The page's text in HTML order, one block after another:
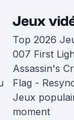
Jeux
Top 2026
007 First
Assassin's
Flag -
Jeux
moment